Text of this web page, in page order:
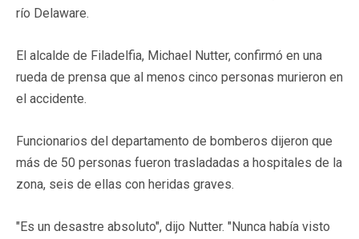
río Delaware.
El alcalde de Filadelfia, Michael Nutter, confirmó en una
rueda de prensa que al menos cinco personas murieron en
el accidente.
Funcionarios del departamento de bomberos dijeron que
más de 50 personas fueron trasladadas a hospitales de la
zona, seis de ellas con heridas graves.
"Es un desastre absoluto", dijo Nutter. "Nunca había visto